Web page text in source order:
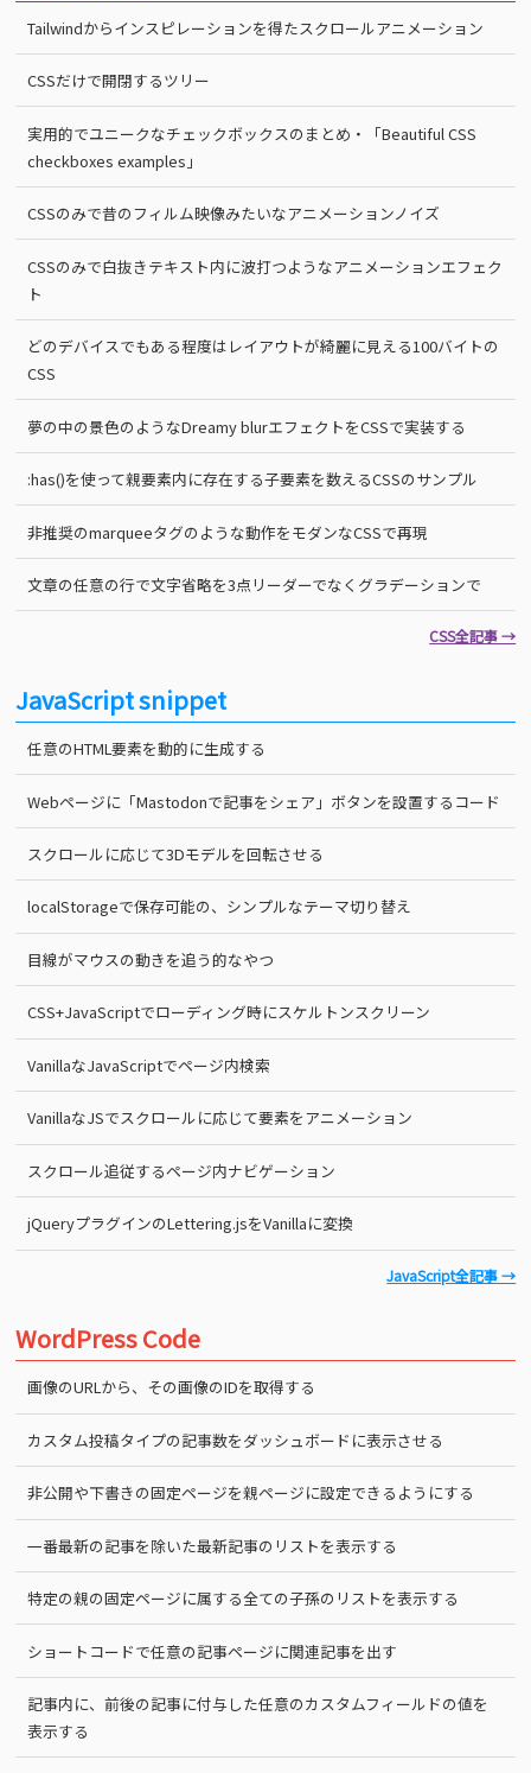
Tailwindからインスピレーションを得たスクロールアニメーション
CSSだけで開閉するツリー
実用的でユニークなチェックボックスのまとめ・「Beautiful CSS
checkboxes examples」
CSSのみで昔のフィルム映像みたいなアニメーションノイズ
CSSのみで白抜きテキスト内に波打つようなアニメーションエフェク
ト
どのデバイスでもある程度はレイアウトが綺麗に見える100バイトの
CSS
夢の中の景色のようなDreamy blurエフェクトをCSSで実装する
:has()を使って親要素内に存在する子要素を数えるCSSのサンプル
非推奨のmarqueeタグのような動作をモダンなCSSで再現
文章の任意の行で文字省略を3点リーダーでなくグラデーションで
CSS全記事 →
JavaScript snippet
任意のHTML要素を動的に生成する
Webページに「Mastodonで記事をシェア」ボタンを設置するコード
スクロールに応じて3Dモデルを回転させる
localStorageで保存可能の、シンプルなテーマ切り替え
目線がマウスの動きを追う的なやつ
CSS+JavaScriptでローディング時にスケルトンスクリーン
VanillaなJavaScriptでページ内検索
VanillaなJSでスクロールに応じて要素をアニメーション
スクロール追従するページ内ナビゲーション
jQueryプラグインのLettering.jsをVanillaに変換
JavaScript全記事 →
WordPress Code
画像のURLから、その画像のIDを取得する
カスタム投稿タイプの記事数をダッシュボードに表示させる
非公開や下書きの固定ページを親ページに設定できるようにする
一番最新の記事を除いた最新記事のリストを表示する
特定の親の固定ページに属する全ての子孫のリストを表示する
ショートコードで任意の記事ページに関連記事を出す
記事内に、前後の記事に付与した任意のカスタムフィールドの値を
表示する